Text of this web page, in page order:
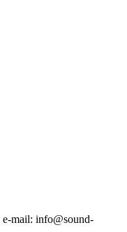
e-mail: info@sound-